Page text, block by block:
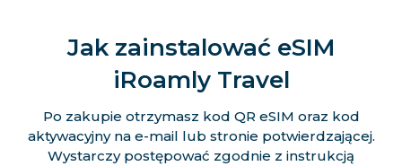
Jak zainstalować eSIM
iRoamly Travel
Po zakupie otrzymasz kod QR eSIM oraz kod
aktywacyjny na e-mail lub stronie potwierdzającej.
Wystarczy postępować zgodnie z instrukcją